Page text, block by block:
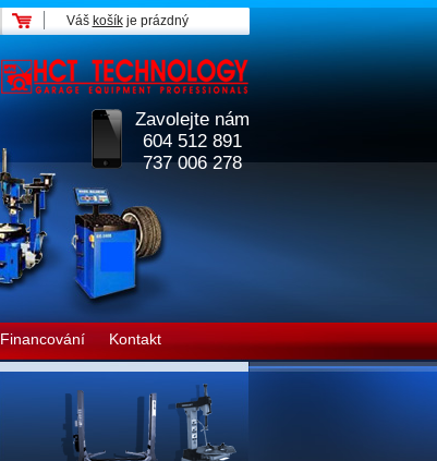
Financování Kontakt
Zavolejte nám
604 512 891
737 006 278
Váš košíkje prázdný